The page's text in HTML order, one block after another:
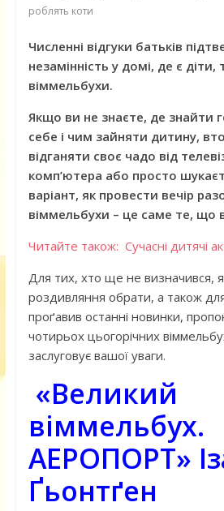
роблять коти
Численні відгуки батьків
незамінність у домі, де є
віммельбухи.
Якщо ви не знаєте, де знайти
себе і чим зайняти дитину,
відганяти своє чадо від
комп’ютера або просто
варіант, як провести вечір
віммельбухи – це саме те, що
Читайте також: Сучасні дитячі
Для тих, хто ще не визначився,
роздивляння обрати, а також
проґавив останні новинки,
чотирьох цьогорічних
заслуговує вашої уваги.
«Великий
віммельбух.
АЕРОПОРТ»
Ґьонтґен